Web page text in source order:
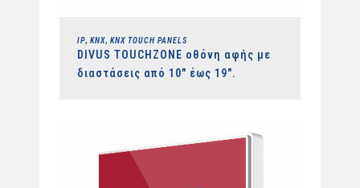
IP, KNX, KNX TOUCH PANELS
DIVUS TOUCHZONE οθόνη αφής με
διαστάσεις από 10″ έως 19″.